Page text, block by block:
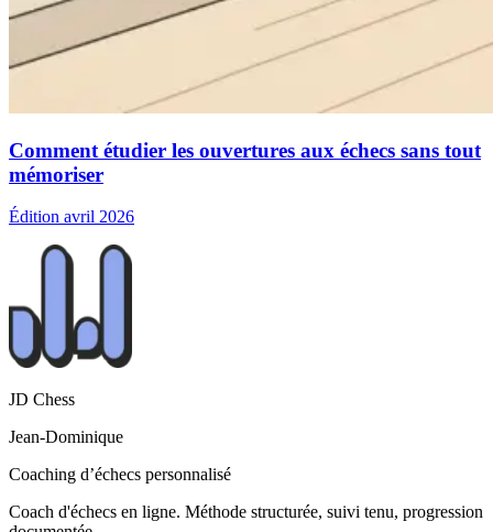
Comment étudier les ouvertures aux échecs sans tout
mémoriser
Édition avril 2026
JD Chess
Jean-Dominique
Coaching d’échecs personnalisé
Coach d'échecs en ligne. Méthode structurée, suivi tenu, progression